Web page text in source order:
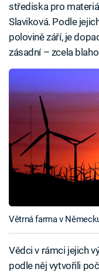
střediska pro
Slaviková. Podle
polovině září, je
zásadní – zcela
Větrná farma v
Vědci v rámci jejich
podle něj vytvořili